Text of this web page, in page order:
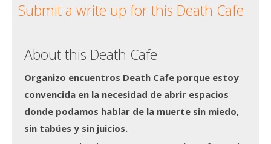
Submit a write up for this Death Cafe
About this Death Cafe
Organizo encuentros Death Cafe porque estoy
convencida en la necesidad de abrir espacios
donde podamos hablar de la muerte sin miedo,
sin tabúes y sin juicios.